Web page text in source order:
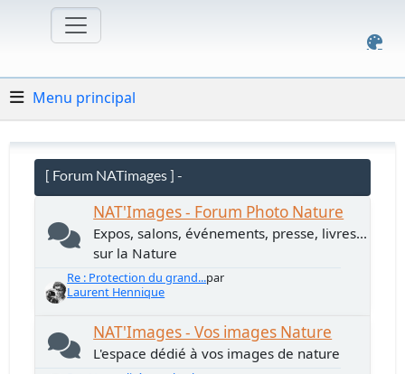
Menu principal
[ Forum NATimages ] -
NAT'Images - Forum Photo Nature
Expos, salons, événements, presse, livres...
sur la Nature
Re : Protection du grand...par
Laurent Hennique
NAT'Images - Vos images Nature
L'espace dédié à vos images de nature